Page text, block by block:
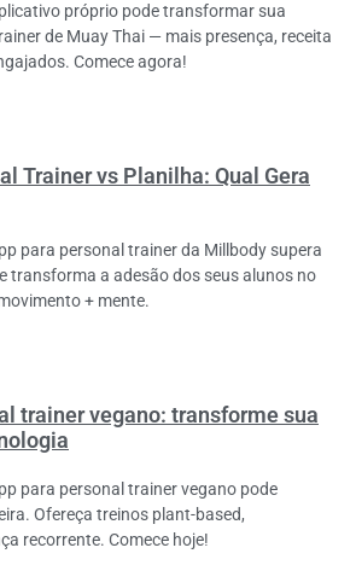
próprio pode transformar sua
de Muay Thai — mais presença, receita
Comece agora!
Trainer vs Planilha: Qual Gera
para personal trainer da Millbody supera
transforma a adesão dos seus alunos no
+ mente.
trainer vegano: transforme sua
para personal trainer vegano pode
Ofereça treinos plant-based,
recorrente. Comece hoje!